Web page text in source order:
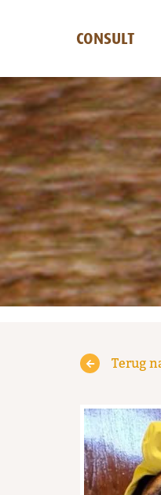
CONSULT
Terug